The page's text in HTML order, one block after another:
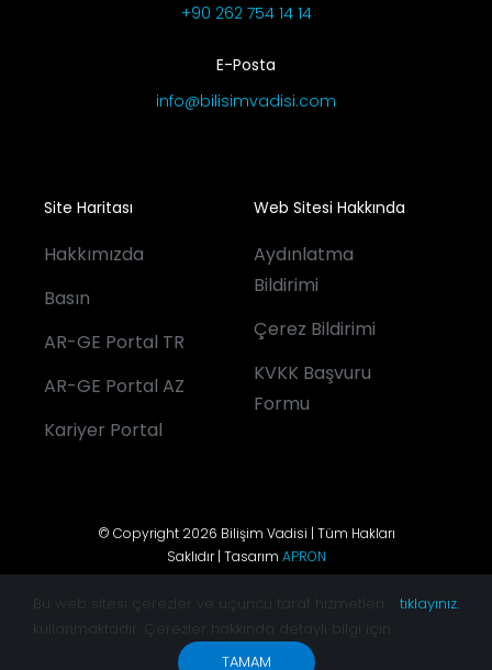
+90 262 754 14 14
E-Posta
info@bilisimvadisi.com
Site Haritası
Hakkımızda
Basın
AR-GE Portal TR
AR-GE Portal AZ
Kariyer Portal
Web Sitesi Hakkında
Aydınlatma
Bildirimi
Çerez Bildirimi
KVKK Başvuru
Formu
© Copyright 2026 Bilişim Vadisi | Tüm Hakları
Saklıdır | Tasarım APRON
Bu web sitesi çerezler ve üçüncü taraf hizmetleri
kullanmaktadır. Çerezler hakkında detaylı bilgi için
tıklayınız.
TAMAM